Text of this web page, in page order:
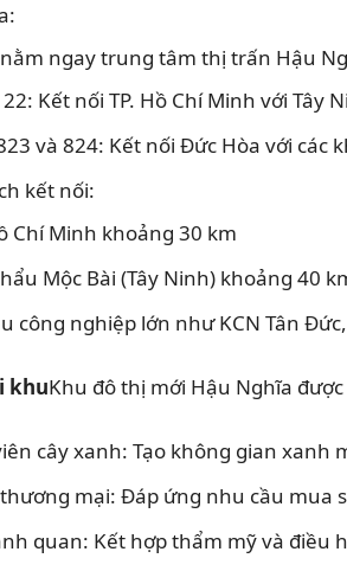
ngay trung tâm thị trấn Hậu
Kết nối TP. Hồ Chí Minh với Tây
và 824: Kết nối Đức Hòa với các
kết nối:
Chí Minh khoảng 30 km
Mộc Bài (Tây Ninh) khoảng 40
công nghiệp lớn như KCN Tân
khuKhu đô thị mới Hậu Nghĩa
cây xanh: Tạo không gian xanh
mại: Đáp ứng nhu cầu mua
quan: Kết hợp thẩm mỹ và điều